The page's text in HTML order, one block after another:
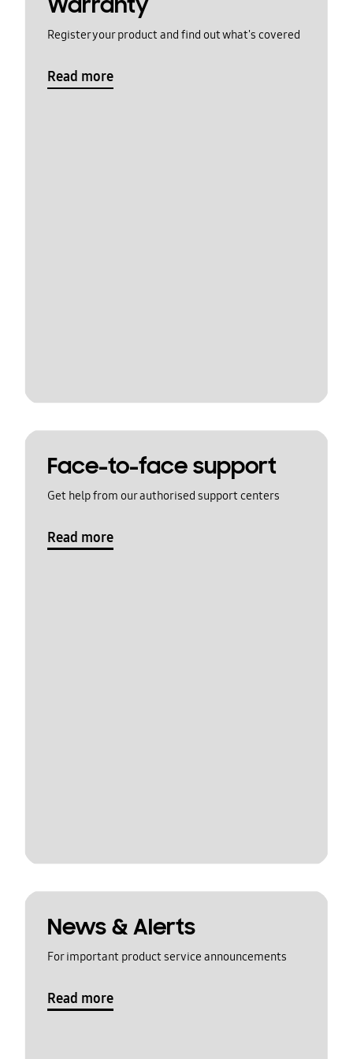
Register your product and find out what's covered
Read more
Face-to-face support
Get help from our authorised support centers
Read more
News & Alerts
For important product service announcements
Read more